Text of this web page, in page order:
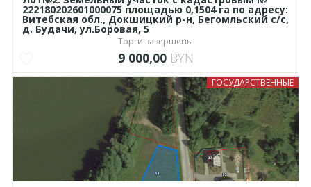
222180202601000075 площадью 0,1504 га по адресу:
Витебская обл., Докшицкий р-н, Бегомльский с/с,
д. Будачи, ул.Боровая, 5
Торги завершены
9 000,00 BYN
ГОСУДАРСТВЕННЫЕ